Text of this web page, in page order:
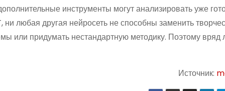
инструменты могут анализировать уже
любая другая нейросеть не способны заменить
или придумать нестандартную методику. Поэтому вряд
Источник: